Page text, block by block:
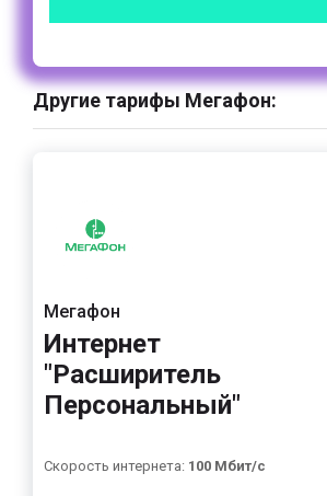
Другие тарифы Мегафон:
Мегафон
Интернет
"Расширитель
Персональный"
Скорость интернета: 100 Мбит/с